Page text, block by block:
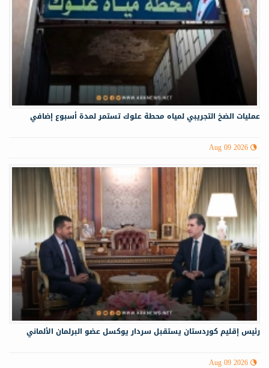
عمليات الضخ التجريبي لمياه ‏محطة علوك تستمر لمدة أسبوع إضافي
Aug 09 2026
رئيس إقليم كوردستان يستقبل سردار يوكسل عضو البرلمان الألماني
Aug 09 2026